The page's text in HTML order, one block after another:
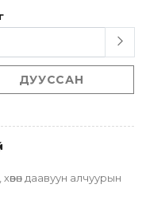
ДУУССАН
даавуун алчуурын